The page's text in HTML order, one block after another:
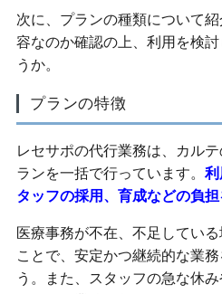
次に、プランの種類について
容なのか確認の上、利用を検
うか。
プランの特徴
レセサポの代行業務は、カル
ランを一括で行っています。 利
タッフの採用、育成などの負
医療事務が不在、不足してい
ことで、安定かつ継続的な業
う。また、スタッフの急な休